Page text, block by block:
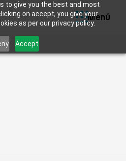
to give you the best and most
on accept, you give your
as per our privacy policy.
Accept
U+
Menú